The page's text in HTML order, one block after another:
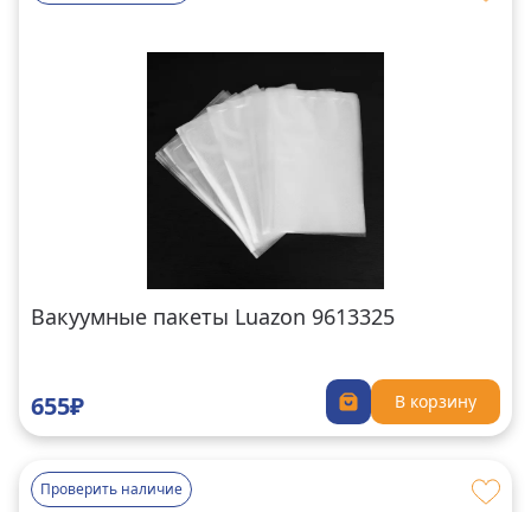
Вакуумные пакеты Luazon 9613325
655₽ В корзину
Проверить наличие